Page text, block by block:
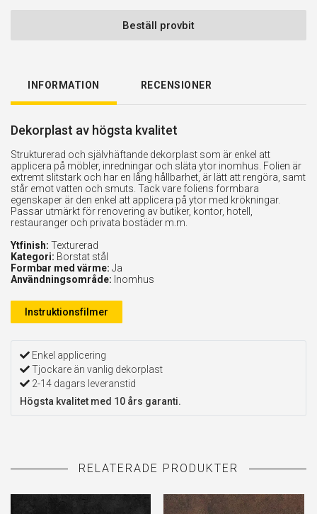
Beställ provbit
INFORMATION RECENSIONER
Dekorplast av högsta kvalitet
Strukturerad och självhäftande dekorplast som är enkel att
applicera på möbler, inredningar och släta ytor inomhus. Folien är
extremt slitstark och har en lång hållbarhet, är lätt att rengöra, samt
står emot vatten och smuts. Tack vare foliens formbara
egenskaper är den enkel att applicera på ytor med krökningar.
Passar utmärkt för renovering av butiker, kontor, hotell,
restauranger och privata bostäder m.m.
Ytfinish: Texturerad
Kategori: Borstat stål
Formbar med värme: Ja
Användningsområde: Inomhus
Instruktionsfilmer
Enkel applicering
Tjockare än vanlig dekorplast
2-14 dagars leveranstid
Högsta kvalitet med 10 års garanti.